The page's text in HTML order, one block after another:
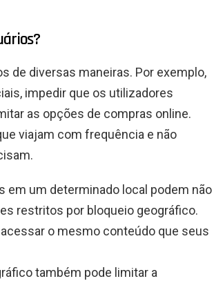
de diversas maneiras. Por exemplo,
impedir que os utilizadores
as opções de compras online.
viajam com frequência e não
em um determinado local podem não
restritos por bloqueio geográfico.
o mesmo conteúdo que seus
também pode limitar a